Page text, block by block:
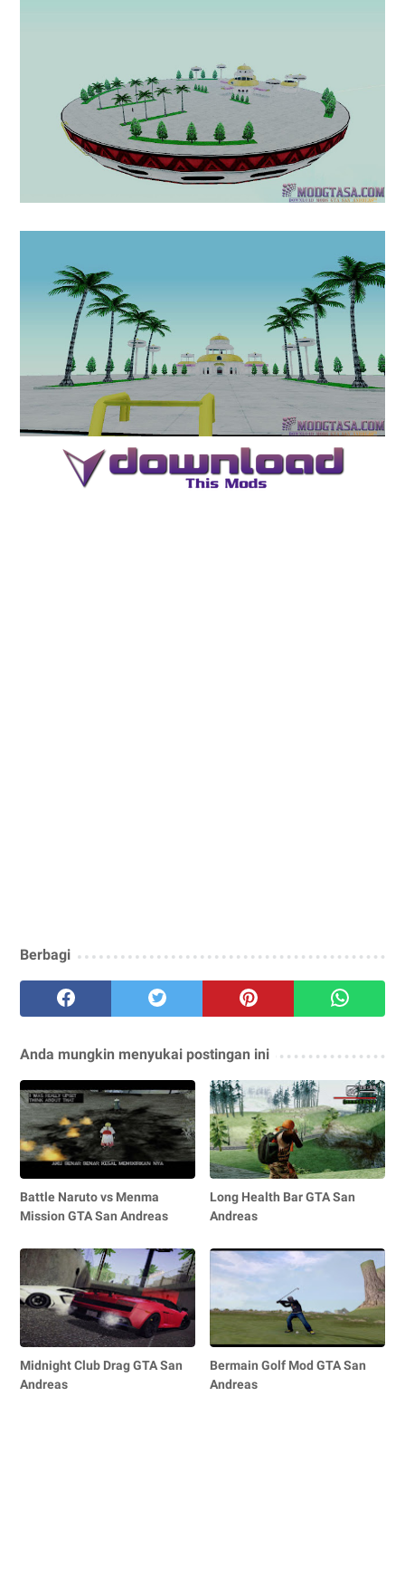
Berbagi
Anda mungkin menyukai postingan ini
Battle Naruto vs Menma
Mission GTA San Andreas
Long Health Bar GTA San
Andreas
Midnight Club Drag GTA San
Andreas
Bermain Golf Mod GTA San
Andreas